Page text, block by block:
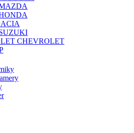
CHEVROLET